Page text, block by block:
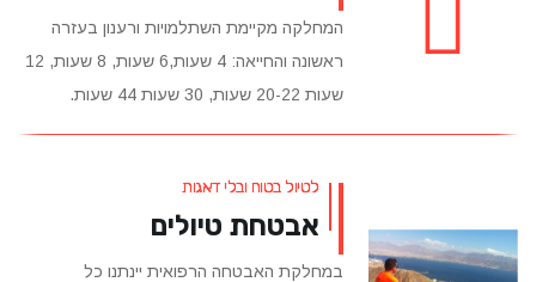
המחלקה מקיימת השתלמויות ורענון בעזרה
ראשונה והחייאה: 4 שעות,6 שעות, 8 שעות, 12
שעות 20-22 שעות, 30 שעות 44 שעות.
לטיול בטוח ובלי דאגות
אבטחת טיולים
במחלקת האבטחה הרפואית יינתנו כל
x